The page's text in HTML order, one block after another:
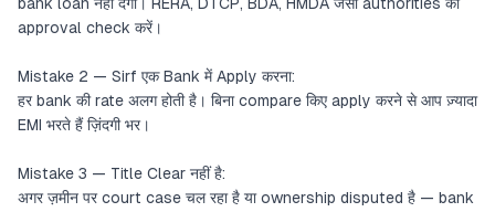
approval check करें।
Mistake 2 — Sirf एक Bank में Apply करना:
हर bank की rate अलग होती है। बिना compare किए apply करने से आप ज़्यादा
EMI भरते हैं ज़िंदगी भर।
Mistake 3 — Title Clear नहीं है:
अगर ज़मीन पर court case चल रहा है या ownership disputed है — bank